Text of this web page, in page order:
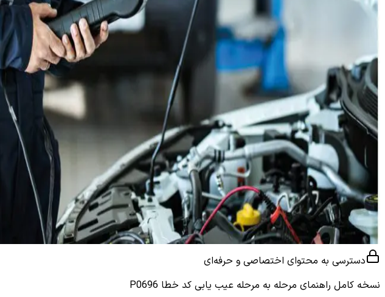
دسترسی به محتوای اختصاصی و حرفه‌ای
نسخه کامل راهنمای مرحله به مرحله عیب یابی کد خطا P0696